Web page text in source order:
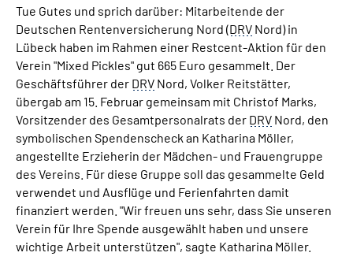
Mein Kundenportal
Tue Gutes und sprich darüber: Mitarbeitende der
Deutschen Rentenversicherung Nord (DRV Nord) in
Lübeck haben im Rahmen einer Restcent-Aktion für den
Verein "Mixed Pickles" gut 665 Euro gesammelt. Der
Geschäftsführer der DRV Nord, Volker Reitstätter,
übergab am 15. Februar gemeinsam mit Christof Marks,
Vorsitzender des Gesamtpersonalrats der DRV Nord, den
symbolischen Spendenscheck an Katharina Möller,
angestellte Erzieherin der Mädchen- und Frauengruppe
des Vereins. Für diese Gruppe soll das gesammelte Geld
verwendet und Ausflüge und Ferienfahrten damit
finanziert werden. "Wir freuen uns sehr, dass Sie unseren
Verein für Ihre Spende ausgewählt haben und unsere
wichtige Arbeit unterstützen", sagte Katharina Möller.